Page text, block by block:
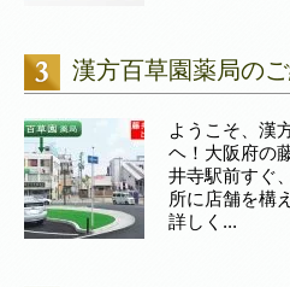
漢方百草園薬局の
ようこそ、漢
ヘ！大阪府の
井寺駅前すぐ
所に店舗を構
詳しく...